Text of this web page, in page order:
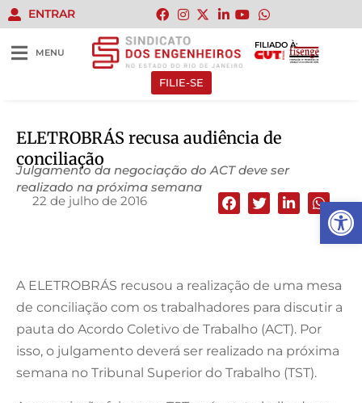
Abrir
ENTRAR
MENU
FILIADO À:
FILIE-SE
ELETROBRÁS recusa audiência de
conciliação
Julgamento da negociação do ACT deve ser
realizado na próxima semana
22 de julho de 2016
A ELETROBRÁS recusou a realização de uma mesa
de conciliação com os trabalhadores para discutir a
pauta do Acordo Coletivo de Trabalho (ACT). Por
isso, o julgamento deverá ser realizado na próxima
semana no Tribunal Superior do Trabalho (TST).